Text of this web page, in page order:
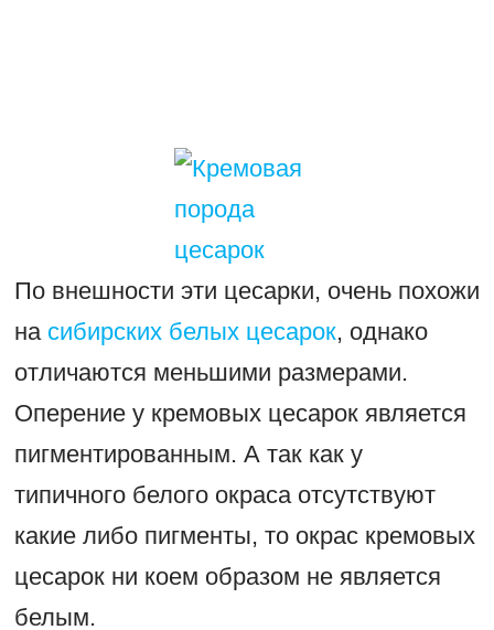
По внешности эти цесарки, очень похожи
на сибирских белых цесарок, однако
отличаются меньшими размерами.
Оперение у кремовых цесарок является
пигментированным. А так как у
типичного белого окраса отсутствуют
какие либо пигменты, то окрас кремовых
цесарок ни коем образом не является
белым.